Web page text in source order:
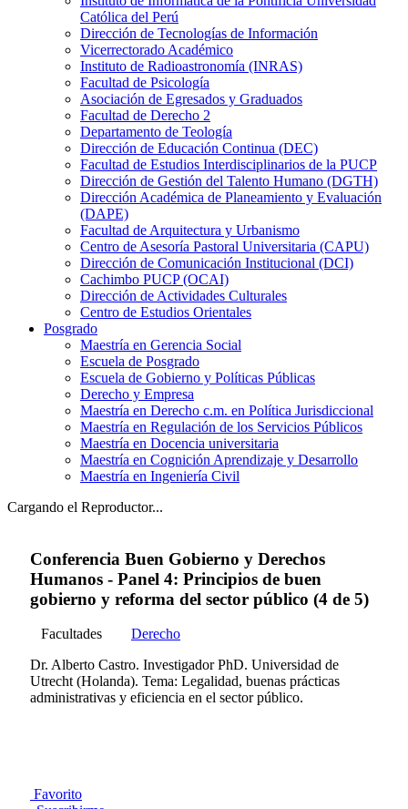
Católica del Perú
Dirección de Tecnologías de Información
Vicerrectorado Académico
Instituto de Radioastronomía (INRAS)
Facultad de Psicología
Asociación de Egresados y Graduados
Facultad de Derecho 2
Departamento de Teología
Dirección de Educación Continua (DEC)
Facultad de Estudios Interdisciplinarios de la PUCP
Dirección de Gestión del Talento Humano (DGTH)
Dirección Académica de Planeamiento y Evaluación
(DAPE)
Facultad de Arquitectura y Urbanismo
Centro de Asesoría Pastoral Universitaria (CAPU)
Dirección de Comunicación Institucional (DCI)
Cachimbo PUCP (OCAI)
Dirección de Actividades Culturales
Centro de Estudios Orientales
Posgrado
Maestría en Gerencia Social
Escuela de Posgrado
Escuela de Gobierno y Políticas Públicas
Derecho y Empresa
Maestría en Derecho c.m. en Política Jurisdiccional
Maestría en Regulación de los Servicios Públicos
Maestría en Docencia universitaria
Maestría en Cognición Aprendizaje y Desarrollo
Maestría en Ingeniería Civil
Cargando el Reproductor...
Conferencia Buen Gobierno y Derechos
Humanos - Panel 4: Principios de buen
gobierno y reforma del sector público (4 de 5)
Facultades
Derecho
Dr. Alberto Castro. Investigador PhD. Universidad de
Utrecht (Holanda). Tema: Legalidad, buenas prácticas
administrativas y eficiencia en el sector público.
Favorito